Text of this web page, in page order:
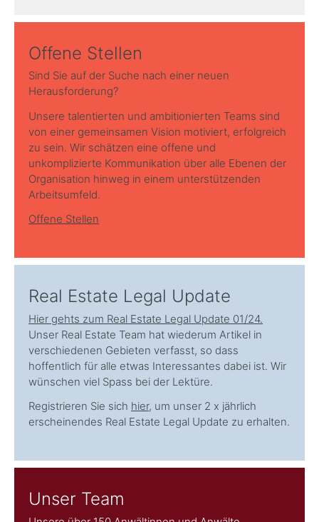
Offene Stellen
Sind Sie auf der Suche nach einer neuen
Herausforderung?
Unsere talentierten und ambitionierten Teams sind
von einer gemeinsamen Vision motiviert, erfolgreich
zu sein. Wir schätzen eine offene und
unkomplizierte Kommunikation über alle Ebenen der
Organisation hinweg in einem unterstützenden
Arbeitsumfeld.
Offene Stellen
Real Estate Legal Update
Hier gehts zum Real Estate Legal Update 01/24.
Unser Real Estate Team hat wiederum Artikel in
verschiedenen Gebieten verfasst, so dass
hoffentlich für alle etwas Interessantes dabei ist. Wir
wünschen viel Spass bei der Lektüre.
Registrieren Sie sich hier, um unser 2 x jährlich
erscheinendes Real Estate Legal Update zu erhalten.
Unser Team